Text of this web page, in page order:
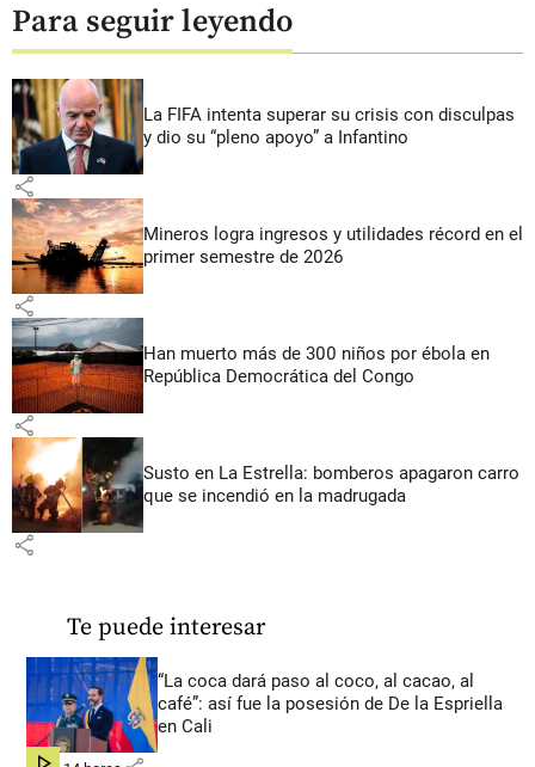
Para seguir leyendo
La FIFA intenta superar su crisis con disculpas
y dio su “pleno apoyo” a Infantino
share
Mineros logra ingresos y utilidades récord en el
primer semestre de 2026
share
Han muerto más de 300 niños por ébola en
República Democrática del Congo
share
Susto en La Estrella: bomberos apagaron carro
que se incendió en la madrugada
share
Te puede interesar
“La coca dará paso al coco, al cacao, al
café”: así fue la posesión de De la Espriella
en Cali